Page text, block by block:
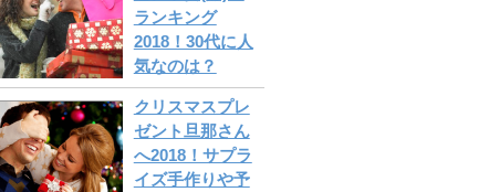
ランキング
2018！30代に人
気なのは？
クリスマスプレ
ゼント旦那さん
へ2018！サプラ
イズ手作りや予